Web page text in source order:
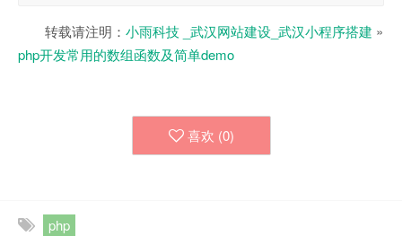
转载请注明： 小雨科技 _武汉网站建设_武汉小程序搭建 »
php开发常用的数组函数及简单demo
喜欢 (0)
php